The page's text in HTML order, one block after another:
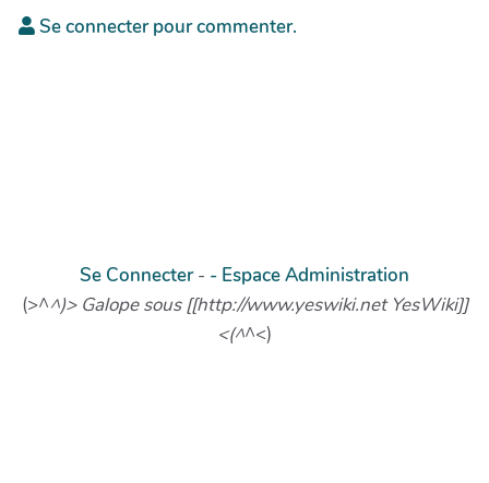
Se connecter pour commenter.
Se Connecter- - Espace Administration
(>^^)> Galope sous [[http://www.yeswiki.net YesWiki]]
<(^^<)